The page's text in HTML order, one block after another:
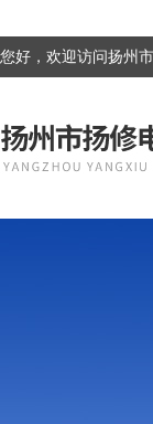
您好，欢迎访问扬州